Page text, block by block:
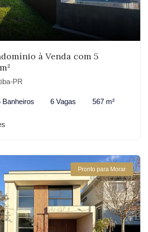
à Venda com 5
PR
Banheiros 6 Vagas 567 m²
Pronto para Morar